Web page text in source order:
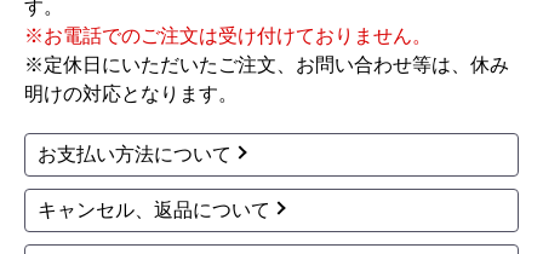
す。
※お電話でのご注文は受け付けておりません。
※定休日にいただいたご注文、お問い合わせ等は、休み
明けの対応となります。
お支払い方法について
キャンセル、返品について